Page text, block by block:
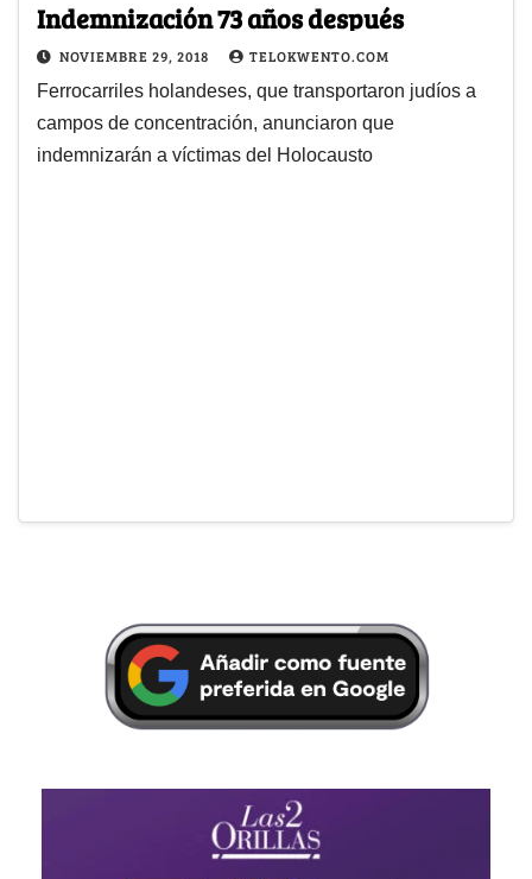
Indemnización 73 años después
NOVIEMBRE 29, 2018 TELOKWENTO.COM
Ferrocarriles holandeses, que transportaron judíos a
campos de concentración, anunciaron que
indemnizarán a víctimas del Holocausto